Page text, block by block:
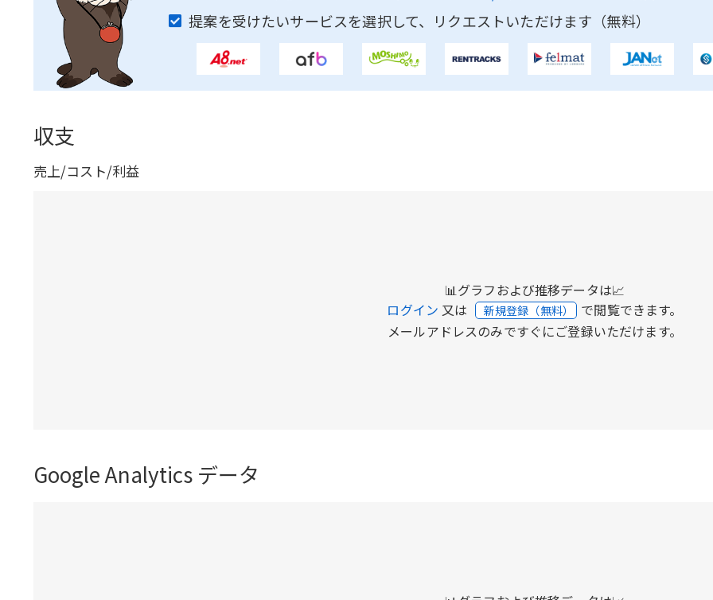
提案を受けたいサービスを選択して、リクエストいただけます（無料）
収支
売上/コスト/利益
📊グラフおよび推移データは📈
ログイン 又は 新規登録（無料） で閲覧できます。
メールアドレスのみですぐにご登録いただけます。
Google Analytics データ